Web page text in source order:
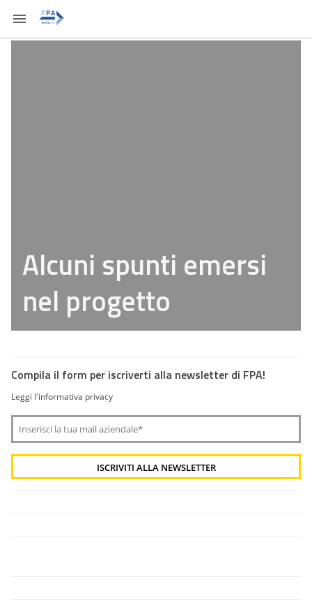
Alcuni spunti emersi
nel progetto
Compila il form per iscriverti alla newsletter di FPA!
Leggi l'informativa privacy